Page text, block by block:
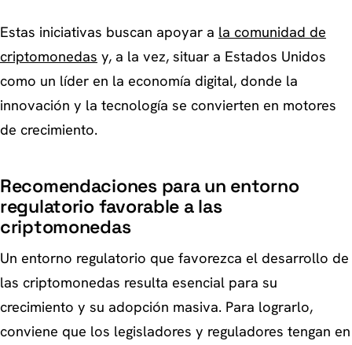
Estas iniciativas buscan apoyar a la comunidad de
criptomonedas y, a la vez, situar a Estados Unidos
como un líder en la economía digital, donde la
innovación y la tecnología se convierten en motores
de crecimiento.
Recomendaciones para un entorno
regulatorio favorable a las
criptomonedas
Un entorno regulatorio que favorezca el desarrollo de
las criptomonedas resulta esencial para su
crecimiento y su adopción masiva. Para lograrlo,
conviene que los legisladores y reguladores tengan en